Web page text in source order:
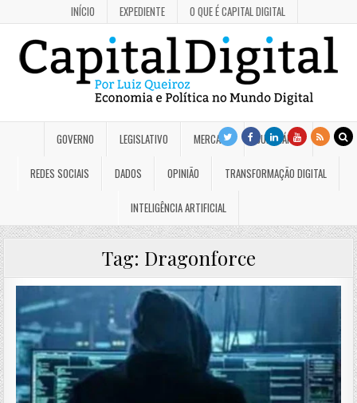
INÍCIO EXPEDIENTE O QUE É CAPITAL DIGITAL
GOVERNO LEGISLATIVO MERCADO JUDICIÁRIO
REDES SOCIAIS DADOS OPINIÃO TRANSFORMAÇÃO DIGITAL
INTELIGÊNCIA ARTIFICIAL
Tag: Dragonforce